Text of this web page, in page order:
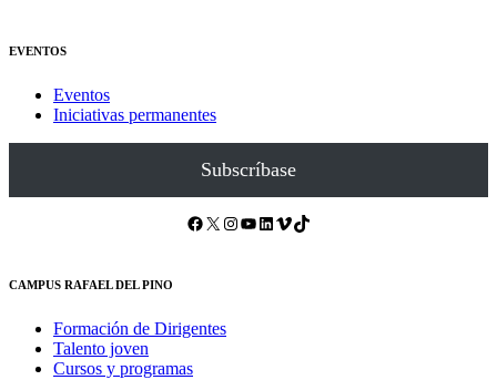
EVENTOS
Eventos
Iniciativas permanentes
Subscríbase
Facebook X Instagram YouTube LinkedIn Vimeo TikTok
CAMPUS RAFAEL DEL PINO
Formación de Dirigentes
Talento joven
Cursos y programas